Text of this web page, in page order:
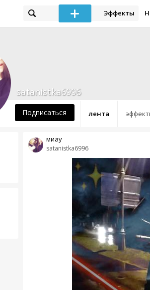
Эффекты
лента
satanistka6996
Подписаться
satanistka6996
миау